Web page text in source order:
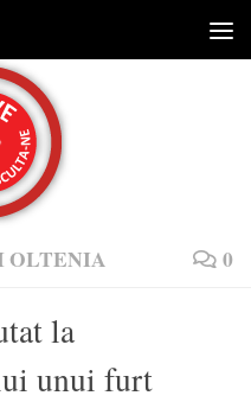
OLTENIA 0
la
unui furt